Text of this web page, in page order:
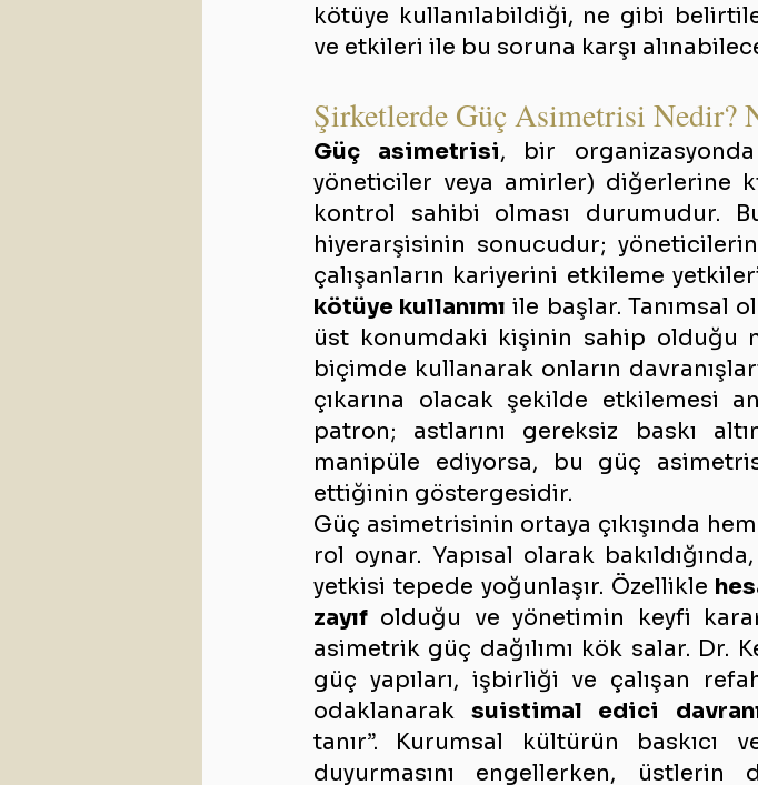
kötüye kullanılabildiği, ne gibi
ve etkileri ile bu soruna karşı
Şirketlerde Güç Asimetrisi Nedir?
Güç asimetrisi, bir
yöneticiler veya amirler) diğerlerine
kontrol sahibi olması durumudur.
hiyerarşisinin sonucudur;
kötüye kullanımı ile başlar. Tanımsal
üst konumdaki kişinin sahip olduğu
biçimde kullanarak onların
çıkarına olacak şekilde etkilemesi
patron; astlarını gereksiz baskı
manipüle ediyorsa, bu güç
ettiğinin göstergesidir.
Güç asimetrisinin ortaya çıkışında
rol oynar. Yapısal olarak
yetkisi tepede yoğunlaşır. Özellikle
zayıf olduğu ve yönetimin keyfi
asimetrik güç dağılımı kök salar. Dr.
güç yapıları, işbirliği ve çalışan
odaklanarak suistimal edici
tanır”. Kurumsal kültürün baskıcı
duyurmasını engellerken, üstlerin